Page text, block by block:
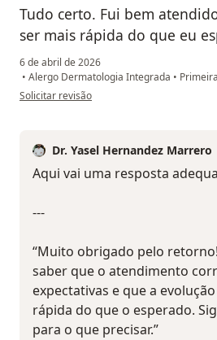
Tudo certo. Fui bem
ser mais rápida do que eu
6 de abril de 2026
• Alergo Dermatologia Integrada •
na opinião do utilizador Tiago Meirelles
Solicitar revisão
Dr. Yasel Hernandez Marrero
Aqui vai uma resposta
---
“Muito obrigado pelo
saber que o atendimento
expectativas e que a
rápida do que o esperado.
para o que precisar.”